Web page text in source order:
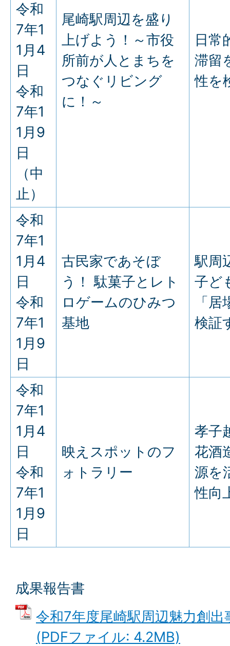
令和
7年1
1月4
日
令和
7年1
1月9
日
（中
止）
尾崎駅周辺を盛り
上げよう！～市役
所前が人とまちを
つなぐリビング
に！～
日常
滞留
性を
令和
7年1
1月4
日
令和
7年1
1月9
日
古民家であそぼ
う！ 駄菓子とレト
ロゲームのひみつ
基地
駅周
子ど
「
検証
令和
7年1
1月4
日
令和
7年1
1月9
日
映えスポットのフ
ォトラリー
孝子
花酒
源を
性向
成果報告書
令和7年度尾崎駅周辺魅力創
(PDFファイル: 4.2MB)